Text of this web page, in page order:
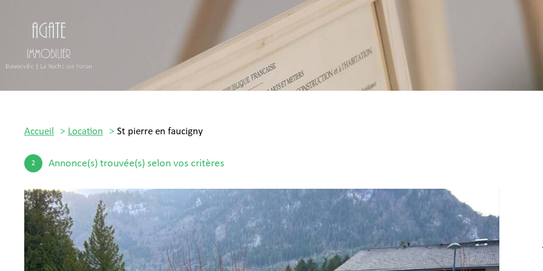
Accueil Location St pierre en faucigny
2 Annonce(s) trouvée(s) selon vos critères